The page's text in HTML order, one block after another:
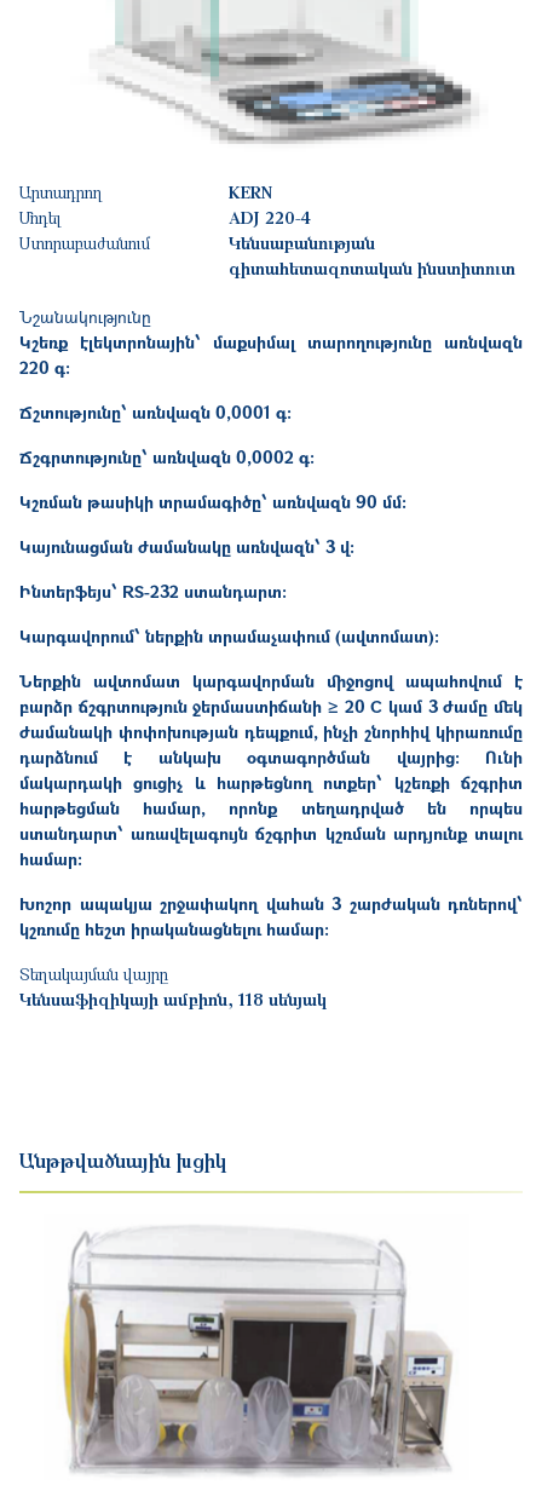
Արտադրող
KERN
Մոդել
ADJ 220-4
Ստորաբաժանում
Կենսաբանության
գիտահետազոտական ինստիտուտ
Նշանակությունը
Կշեռք էլեկտրոնային՝ մաքսիմալ տարողությունը առնվազն
220 գ:
Ճշտությունը՝ առնվազն 0,0001 գ:
Ճշգրտությունը՝ առնվազն 0,0002 գ:
Կշռման թասիկի տրամագիծը՝ առնվազն 90 մմ:
Կայունացման ժամանակը առնվազն՝ 3 վ:
Ինտերֆեյս՝ RS-232 ստանդարտ։
Կարգավորում՝ ներքին տրամաչափում (ավտոմատ):
Ներքին ավտոմատ կարգավորման միջոցով ապահովում է
բարձր ճշգրտություն ջերմաստիճանի ≥ 20 C կամ 3 ժամը մեկ
ժամանակի փոփոխության դեպքում, ինչի շնորհիվ կիրառումը
դարձնում է անկախ օգտագործման վայրից: Ունի
մակարդակի ցուցիչ և հարթեցնող ոտքեր՝ կշեռքի ճշգրիտ
հարթեցման համար, որոնք տեղադրված են որպես
ստանդարտ՝ առավելագույն ճշգրիտ կշռման արդյունք տալու
համար:
Խոշոր ապակյա շրջափակող վահան 3 շարժական դռներով՝
կշռումը հեշտ իրականացնելու համար:
Տեղակայման վայրը
Կենսաֆիզիկայի ամբիոն, 118 սենյակ
Անթթվածնային խցիկ